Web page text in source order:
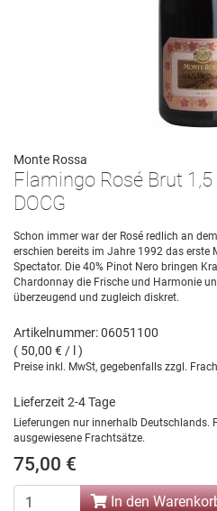
Monte Rossa
Flamingo Rosé Brut
DOCG
Schon immer war der Rosé redlich an
erschien bereits im Jahre 1992 das erste
Spectator. Die 40% Pinot Nero bringen
Chardonnay die Frische und Harmonie
überzeugend und zugleich diskret.
Artikelnummer: 06051100
( 50,00 € / l )
Preise inkl. MwSt, gegebenfalls zzgl.
Lieferzeit 2-4 Tage
Lieferungen nur innerhalb Deutschlands.
ausgewiesene Frachtsätze.
75,00 €
In den